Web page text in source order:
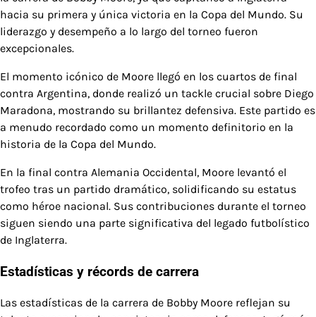
hacia su primera y única victoria en la Copa del Mundo. Su
liderazgo y desempeño a lo largo del torneo fueron
excepcionales.
El momento icónico de Moore llegó en los cuartos de final
contra Argentina, donde realizó un tackle crucial sobre Diego
Maradona, mostrando su brillantez defensiva. Este partido es
a menudo recordado como un momento definitorio en la
historia de la Copa del Mundo.
En la final contra Alemania Occidental, Moore levantó el
trofeo tras un partido dramático, solidificando su estatus
como héroe nacional. Sus contribuciones durante el torneo
siguen siendo una parte significativa del legado futbolístico
de Inglaterra.
Estadísticas y récords de carrera
Las estadísticas de la carrera de Bobby Moore reflejan su